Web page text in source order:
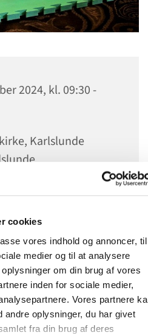
cookies
vores indhold og annoncer, til
medier og til at analysere
om din brug af vores
inden for sociale medier,
Vores partnere
andre oplysninger, du har givet
fra din brug af deres
2024, kl. 09:30 -
Karlslunde